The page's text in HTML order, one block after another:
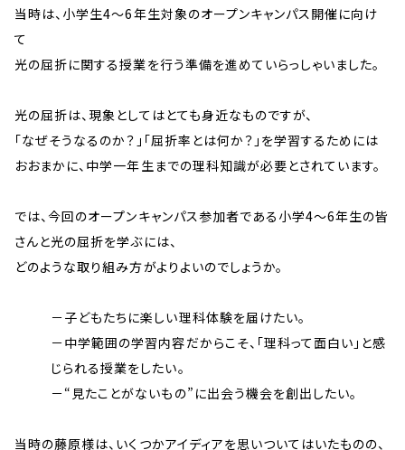
当時は、小学生4～6年生対象のオープンキャンパス開催に向け
て
光の屈折に関する授業を行う準備を進めていらっしゃいました。
光の屈折は、現象としてはとても身近なものですが、
「なぜそうなるのか？」「屈折率とは何か？」を学習するためには
おおまかに、中学一年生までの理科知識が必要とされています。
では、今回のオープンキャンパス参加者である小学4～6年生の皆
さんと光の屈折を学ぶには、
どのような取り組み方がよりよいのでしょうか。
－子どもたちに楽しい理科体験を届けたい。
－中学範囲の学習内容だからこそ、「理科って面白い」と感
じられる授業をしたい。
－“見たことがないもの”に出会う機会を創出したい。
当時の藤原様は、いくつかアイディアを思いついてはいたものの、